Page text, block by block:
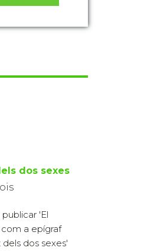
dos sexes
'El
com a epígraf
dos sexes'